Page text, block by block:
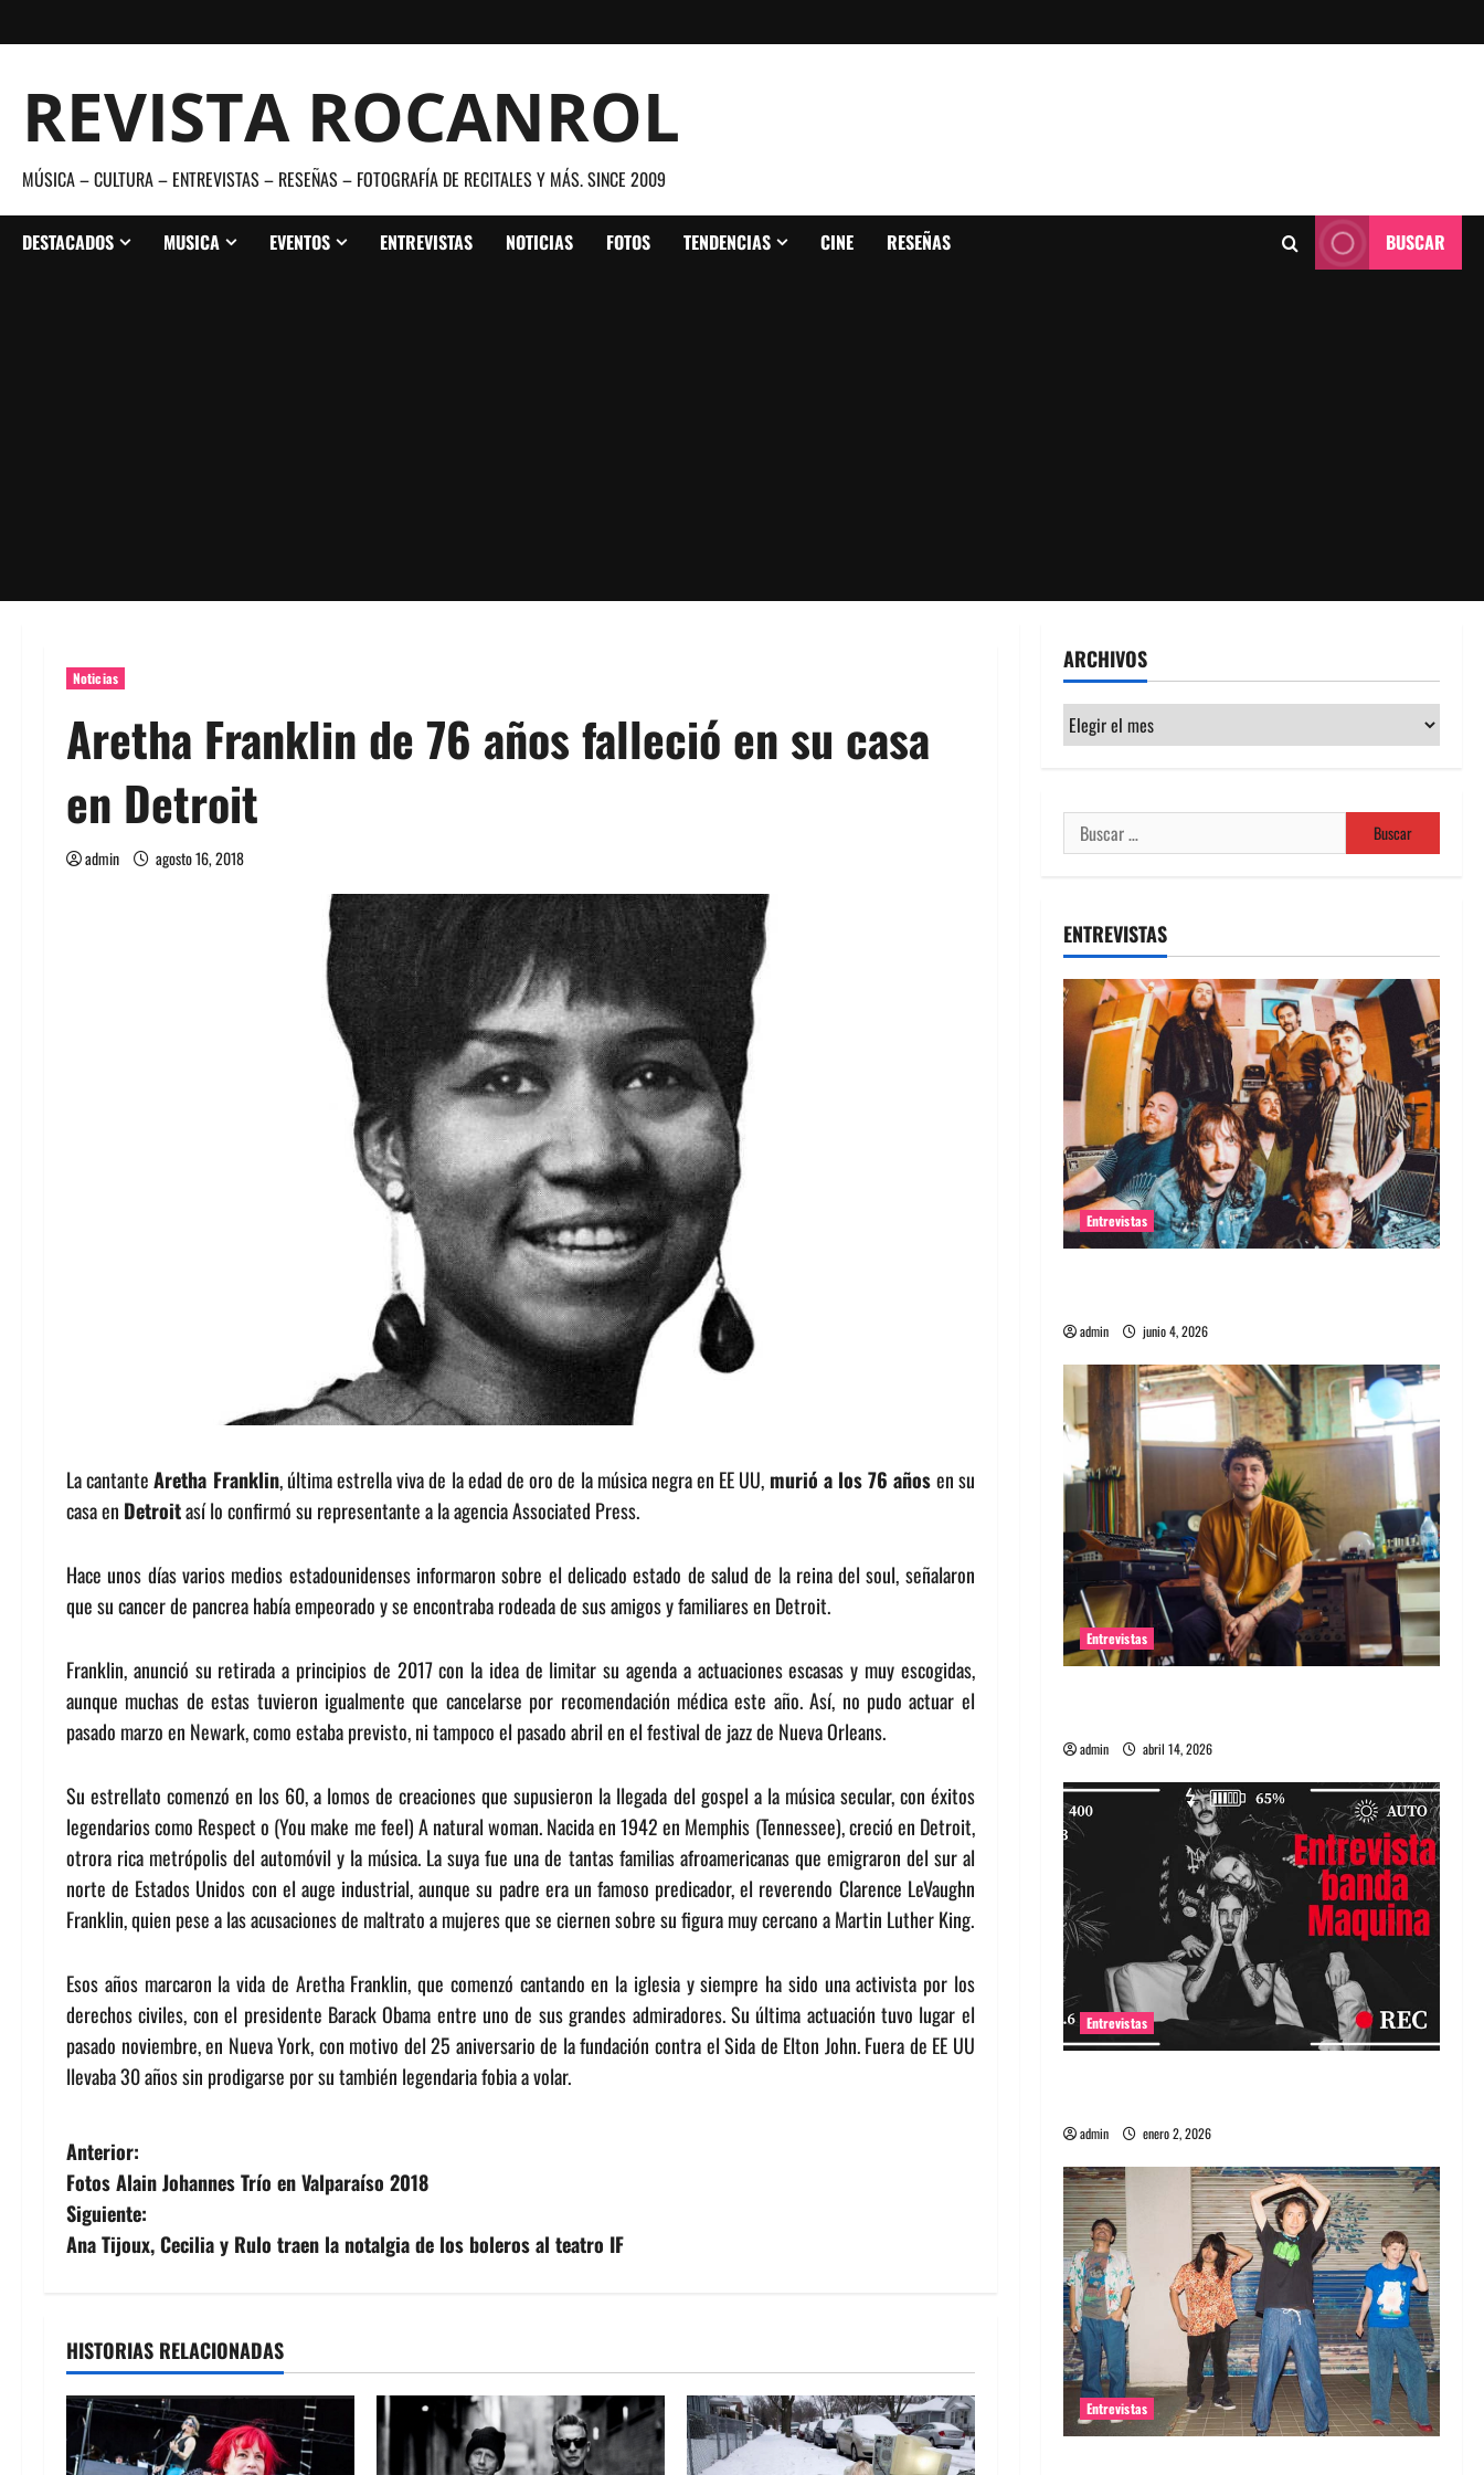
al
REVISTA ROCANROL
MÚSICA – CULTURA – ENTREVISTAS – RESEÑAS – FOTOGRAFÍA DE RECITALES Y MÁS. SINCE 2009
DESTACADOS MUSICA EVENTOS ENTREVISTAS NOTICIAS FOTOS TENDENCIAS CINE RESEÑAS BUSCAR
Noticias
Aretha Franklin de 76 años falleció en su casa
en Detroit
admin agosto 16, 2018
La cantanteAretha Franklin, última estrella viva de la edad de oro de la música negra en EE UU, murió a los 76 añosen su
casa en Detroitasí lo confirmó su representante a la agencia Associated Press.
Hace unos días varios medios estadounidenses informaron sobre el delicado estado de salud de la reina del soul, señalaron
que su cancer de pancrea había empeorado y se encontraba rodeada de sus amigos y familiares en Detroit.
Franklin, anunció su retirada a principios de 2017 con la idea de limitar su agenda a actuaciones escasas y muy escogidas,
aunque muchas de estas tuvieron igualmente que cancelarse por recomendación médica este año. Así, no pudo actuar el
pasado marzo en Newark, como estaba previsto, ni tampoco el pasado abril en el festival de jazz de Nueva Orleans.
Su estrellato comenzó en los 60, a lomos de creaciones que supusieron la llegada del gospel a la música secular, con éxitos
legendarios como Respect o (You make me feel) A natural woman. Nacida en 1942 en Memphis (Tennessee), creció en Detroit,
otrora rica metrópolis del automóvil y la música. La suya fue una de tantas familias afroamericanas que emigraron del sur al
norte de Estados Unidos con el auge industrial, aunque su padre era un famoso predicador, el reverendo Clarence LeVaughn
Franklin, quien pese a las acusaciones de maltrato a mujeres que se ciernen sobre su figura muy cercano a Martin Luther King.
Esos años marcaron la vida de Aretha Franklin, que comenzó cantando en la iglesia y siempre ha sido una activista por los
derechos civiles, con el presidente Barack Obama entre uno de sus grandes admiradores. Su última actuación tuvo lugar el
pasado noviembre, en Nueva York, con motivo del 25 aniversario de la fundación contra el Sida de Elton John. Fuera de EE UU
llevaba 30 años sin prodigarse por su también legendaria fobia a volar.
N
a
v
g
a
c
Anterior:
Fotos Alain Johannes Trío en Valparaíso 2018
Siguiente:
Ana Tijoux, Cecilia y Rulo traen la notalgia de los boleros al teatro IF
HISTORIAS RELACIONADAS
ARCHIVOS
Archivos
Buscar:
ENTREVISTAS
Entrevistas
admin junio 4, 2026
Entrevistas
admin abril 14, 2026
Entrevistas
admin enero 2, 2026
Entrevistas